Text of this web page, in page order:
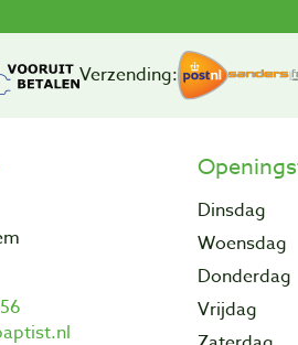
Verzending:
Dinsdag
Woensdag
Donderdag
Vrijdag